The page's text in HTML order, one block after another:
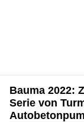
Bauma 2022:
Serie von